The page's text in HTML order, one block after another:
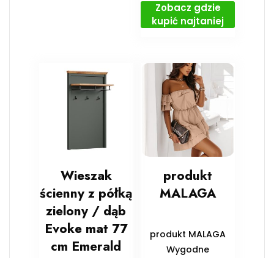
Zobacz gdzie
kupić najtaniej
Wieszak
ścienny z półką
zielony / dąb
Evoke mat 77
cm Emerald
produkt
MALAGA
produkt MALAGA
Wygodne